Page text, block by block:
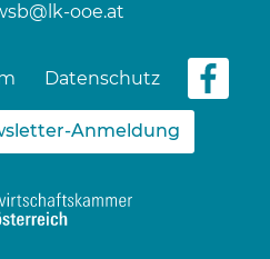
ooe.at
Datenschutz
Anmeldung